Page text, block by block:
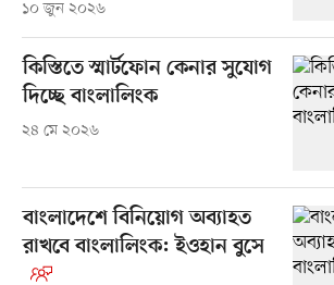
১০ জুন ২০২৬
কিস্তিতে স্মার্টফোন কেনার সুযোগ
দিচ্ছে বাংলালিংক
২৪ মে ২০২৬
বাংলাদেশে বিনিয়োগ অব্যাহত
রাখবে বাংলালিংক: ইওহান বুসে